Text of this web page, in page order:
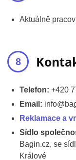
Aktuálně
Telefon: +420
Email:
Reklamace a
Sídlo
Bagin.cz, se
Králové